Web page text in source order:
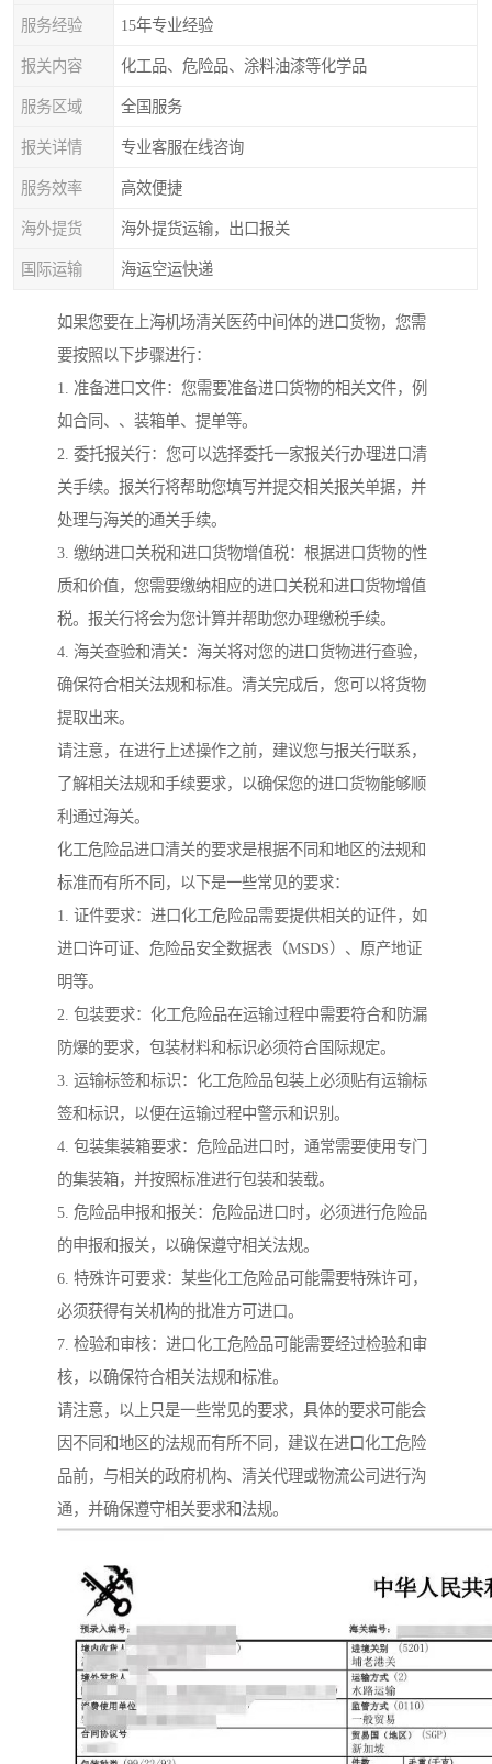
服务经验 15年专业经验
报关内容 化工品、危险品、涂料油漆等化学品
服务区域 全国服务
报关详情 专业客服在线咨询
服务效率 高效便捷
海外提货 海外提货运输，出口报关
国际运输 海运空运快递
如果您要在上海机场清关医药中间体的进口货物，您需
要按照以下步骤进行：
1. 准备进口文件：您需要准备进口货物的相关文件，例
如合同、、装箱单、提单等。
2. 委托报关行：您可以选择委托一家报关行办理进口清
关手续。报关行将帮助您填写并提交相关报关单据，并
处理与海关的通关手续。
3. 缴纳进口关税和进口货物增值税：根据进口货物的性
质和价值，您需要缴纳相应的进口关税和进口货物增值
税。报关行将会为您计算并帮助您办理缴税手续。
4. 海关查验和清关：海关将对您的进口货物进行查验，
确保符合相关法规和标准。清关完成后，您可以将货物
提取出来。
请注意，在进行上述操作之前，建议您与报关行联系，
了解相关法规和手续要求，以确保您的进口货物能够顺
利通过海关。
化工危险品进口清关的要求是根据不同和地区的法规和
标准而有所不同，以下是一些常见的要求：
1. 证件要求：进口化工危险品需要提供相关的证件，如
进口许可证、危险品安全数据表（MSDS）、原产地证
明等。
2. 包装要求：化工危险品在运输过程中需要符合和防漏
防爆的要求，包装材料和标识必须符合国际规定。
3. 运输标签和标识：化工危险品包装上必须贴有运输标
签和标识，以便在运输过程中警示和识别。
4. 包装集装箱要求：危险品进口时，通常需要使用专门
的集装箱，并按照标准进行包装和装载。
5. 危险品申报和报关：危险品进口时，必须进行危险品
的申报和报关，以确保遵守相关法规。
6. 特殊许可要求：某些化工危险品可能需要特殊许可，
必须获得有关机构的批准方可进口。
7. 检验和审核：进口化工危险品可能需要经过检验和审
核，以确保符合相关法规和标准。
请注意，以上只是一些常见的要求，具体的要求可能会
因不同和地区的法规而有所不同，建议在进口化工危险
品前，与相关的政府机构、清关代理或物流公司进行沟
通，并确保遵守相关要求和法规。